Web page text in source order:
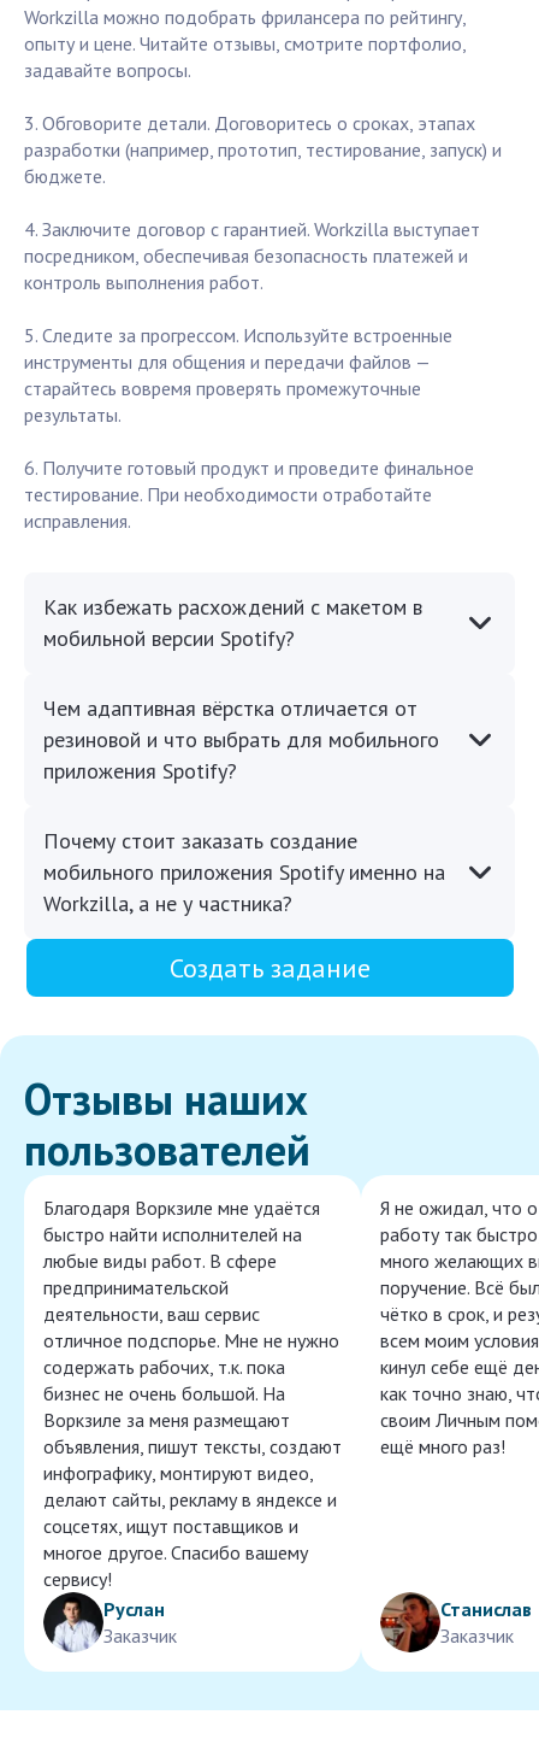
Workzilla можно подобрать фрилансера по рейтингу,
опыту и цене. Читайте отзывы, смотрите портфолио,
задавайте вопросы.
3. Обговорите детали. Договоритесь о сроках, этапах
разработки (например, прототип, тестирование, запуск) и
бюджете.
4. Заключите договор с гарантией. Workzilla выступает
посредником, обеспечивая безопасность платежей и
контроль выполнения работ.
5. Следите за прогрессом. Используйте встроенные
инструменты для общения и передачи файлов —
старайтесь вовремя проверять промежуточные
результаты.
6. Получите готовый продукт и проведите финальное
тестирование. При необходимости отработайте
исправления.
Как избежать расхождений с макетом в
мобильной версии Spotify?
Чем адаптивная вёрстка отличается от
резиновой и что выбрать для мобильного
приложения Spotify?
Почему стоит заказать создание
мобильного приложения Spotify именно на
Workzilla, а не у частника?
Создать задание
Отзывы наших
пользователей
Благодаря Воркзиле мне удаётся
быстро найти исполнителей на
любые виды работ. В сфере
предпринимательской
деятельности, ваш сервис
отличное подспорье. Мне не нужно
содержать рабочих, т.к. пока
бизнес не очень большой. На
Воркзиле за меня размещают
объявления, пишут тексты, создают
инфографику, монтируют видео,
делают сайты, рекламу в яндексе и
соцсетях, ищут поставщиков и
многое другое. Спасибо вашему
сервису!
Руслан
Заказчик
Я не ожидал, что
работу так
много желающих
поручение. Всё
чётко в срок, и
всем моим
кинул себе ещё
как точно знаю,
своим Личным
ещё много раз!
Станислав
Заказчик